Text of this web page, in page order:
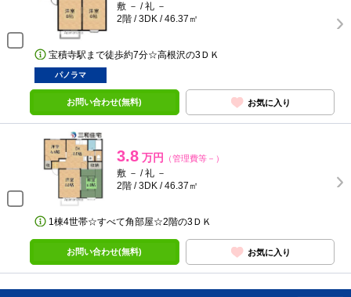
敷 － / 礼 －
2階 / 3DK / 46.37㎡
宝積寺駅まで徒歩約7分☆高根沢の3ＤＫ
パノラマ
お問い合わせ(無料) お気に入り
3.8 万円 （管理費等－）
敷 － / 礼 －
2階 / 3DK / 46.37㎡
1棟4世帯☆すべて角部屋☆2階の3ＤＫ
お問い合わせ(無料) お気に入り